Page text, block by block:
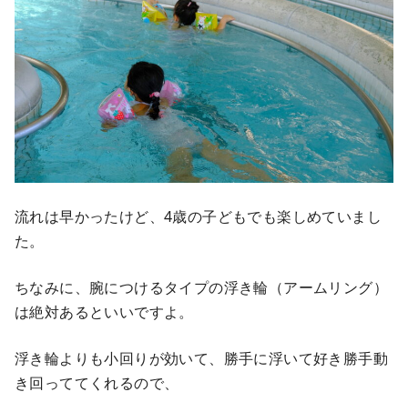
流れは早かったけど、4歳の子どもでも楽しめていまし
た。
ちなみに、腕につけるタイプの浮き輪（アームリング）
は絶対あるといいですよ。
浮き輪よりも小回りが効いて、勝手に浮いて好き勝手動
き回っててくれるので、